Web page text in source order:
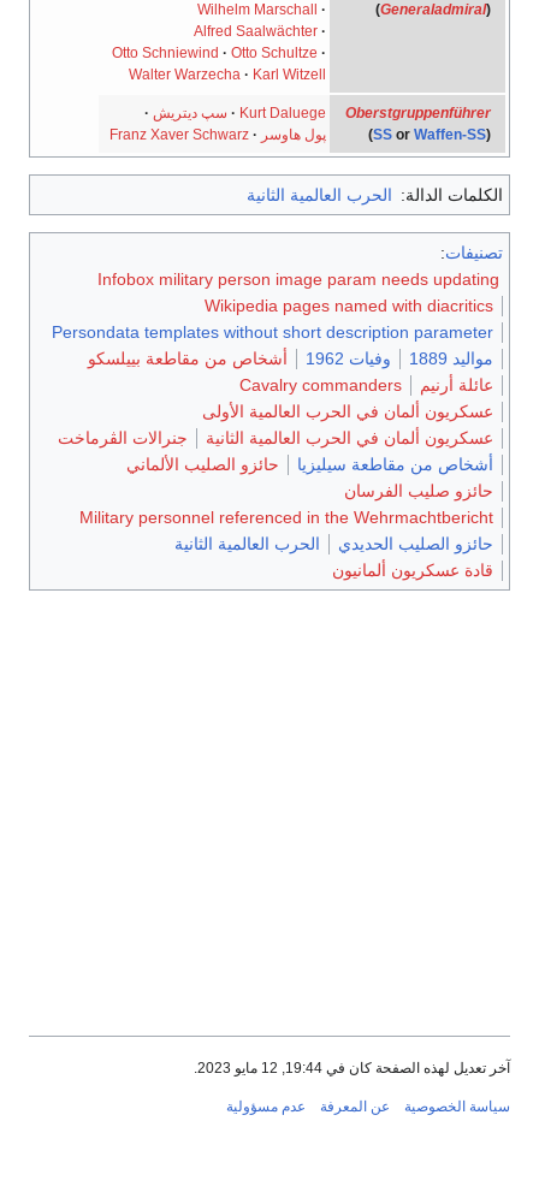
(
Generaladmiral
)
Wilhelm Marschall
·
Alfred Saalwächter ·
Otto Schniewind · Otto Schultze ·
Walter Warzecha · Karl Witzell
Oberstgruppenführer
(
SSor Waffen-SS
)
Kurt Daluege
· سپ ديتريش ·
پول هاوسر ·
Franz Xaver Schwarz
الكلمات الدالة: الحرب العالمية الثانية
تصنيفات:
Infobox military person image param needs updating
Wikipedia pages named with diacritics
Persondata templates without short description parameter
مواليد 1889
وفيات 1962
أشخاص من مقاطعة بييلسكو
عائلة أرنيم
Cavalry commanders
عسكريون ألمان في الحرب العالمية الأولى
عسكريون ألمان في الحرب العالمية الثانية
جنرالات الڤرماخت
أشخاص من مقاطعة سيليزيا
حائزو الصليب الألماني
حائزو صليب الفرسان
Military personnel referenced in the Wehrmachtbericht
حائزو الصليب الحديدي
الحرب العالمية الثانية
قادة عسكريون ألمانيون
آخر تعديل لهذه الصفحة كان في 19:44, 12 مايو 2023.
سياسة الخصوصية عن المعرفة عدم مسؤولية